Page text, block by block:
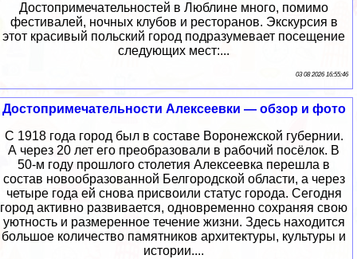
Достопримечательностей в Люблине много, помимо
фестивалей, ночных клубов и ресторанов. Экскурсия в
этот красивый польский город подразумевает посещение
следующих мест:...
03 08 2026 16:55:46
Достопримечательности Алексеевки — обзор и фото
С 1918 года город был в составе Воронежской губернии.
А через 20 лет его преобразовали в рабочий посёлок. В
50-м году прошлого столетия Алексеевка перешла в
состав новообразованной Белгородской области, а через
четыре года ей снова присвоили статус города. Сегодня
город активно развивается, одновременно сохраняя свою
уютность и размеренное течение жизни. Здесь находится
большое количество памятников архитектуры, культуры и
истории....